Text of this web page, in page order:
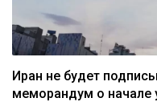
Иран не будет
меморандум о начале